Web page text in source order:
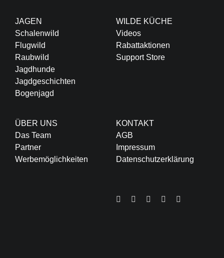
JAGEN
Schalenwild
Flugwild
Raubwild
Jagdhunde
Jagdgeschichten
Bogenjagd
WILDE KÜCHE
Videos
Rabattaktionen
Support Store
ÜBER UNS
Das Team
Partner
Werbemöglichkeiten
KONTAKT
AGB
Impressum
Datenschutzerklärung